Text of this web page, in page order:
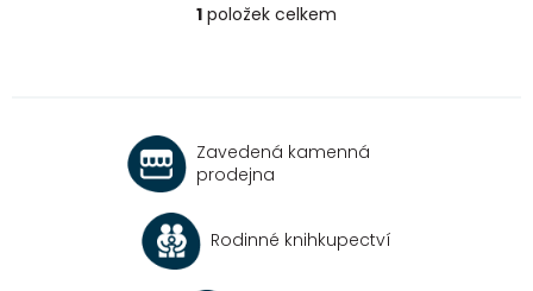
O
c
í
r
v
1 položek celkem
Zavedená kamenná
prodejna
Rodinné knihkupectví